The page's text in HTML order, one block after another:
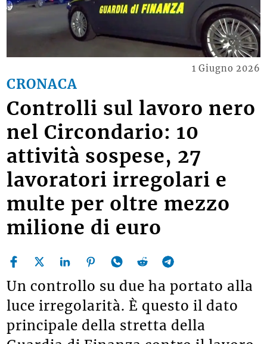
CRONACA
1 Giugno 2026
Controlli sul lavoro nero
nel Circondario: 10
attività sospese, 27
lavoratori irregolari e
multe per oltre mezzo
milione di euro
Un controllo su due ha portato alla
luce irregolarità. È questo il dato
principale della stretta della